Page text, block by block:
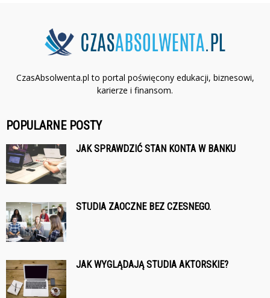
CzasAbsolwenta.pl to portal poświęcony edukacji, biznesowi,
karierze i finansom.
POPULARNE POSTY
JAK SPRAWDZIĆ STAN KONTA W BANKU
STUDIA ZAOCZNE BEZ CZESNEGO.
JAK WYGLĄDAJĄ STUDIA AKTORSKIE?